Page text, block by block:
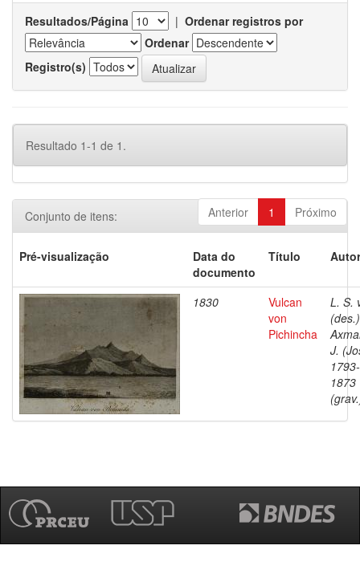
Resultados/Página | Ordenar registros por
Ordenar
Registro(s)
Resultado 1-1 de 1.
Anterior 1 Próximo
Conjunto de itens:
Pré-visualização
Data do
documento
Título
1830
Vulcan
von
Pichincha
L. S.
J.
1793-
1873